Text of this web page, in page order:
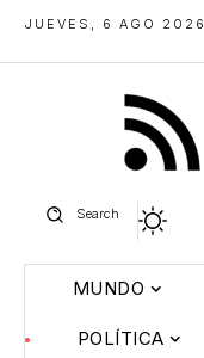
JUEVES, 6 AGO 2026
Search
MUNDO
POLÍTICA